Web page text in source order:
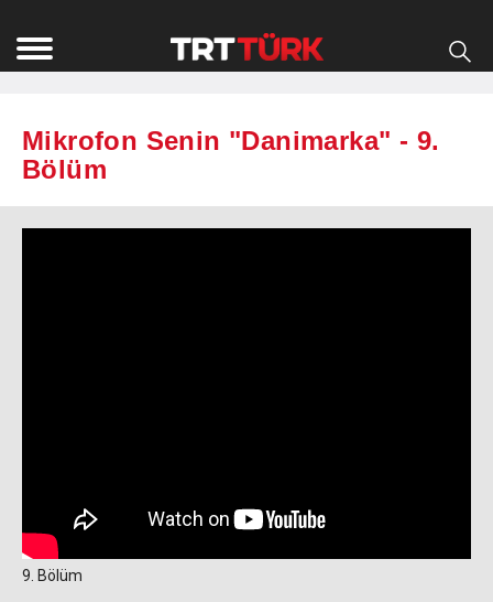
Mikrofon Senin "Danimarka" - 9.
Bölüm
9. Bölüm